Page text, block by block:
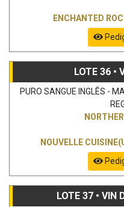
ENCHANTED
LOTE 36 •
PURO SANGUE INGLÊS -
NOUVELLE
LOTE 37 • VIN